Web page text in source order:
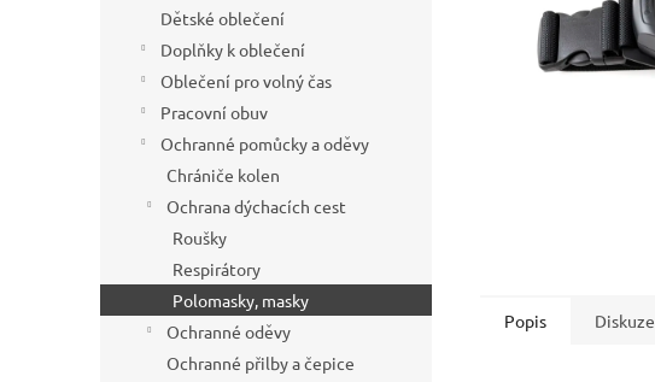
Dětské oblečení
Doplňky k oblečení
Oblečení pro volný čas
Pracovní obuv
Ochranné pomůcky a oděvy
Chrániče kolen
Ochrana dýchacích cest
Roušky
Respirátory
Polomasky, masky
Ochranné oděvy
Ochranné přilby a čepice
Popis Diskuze